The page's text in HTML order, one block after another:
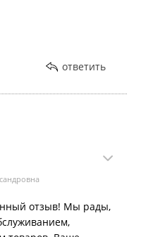
ответить
отзыв! Мы рады,